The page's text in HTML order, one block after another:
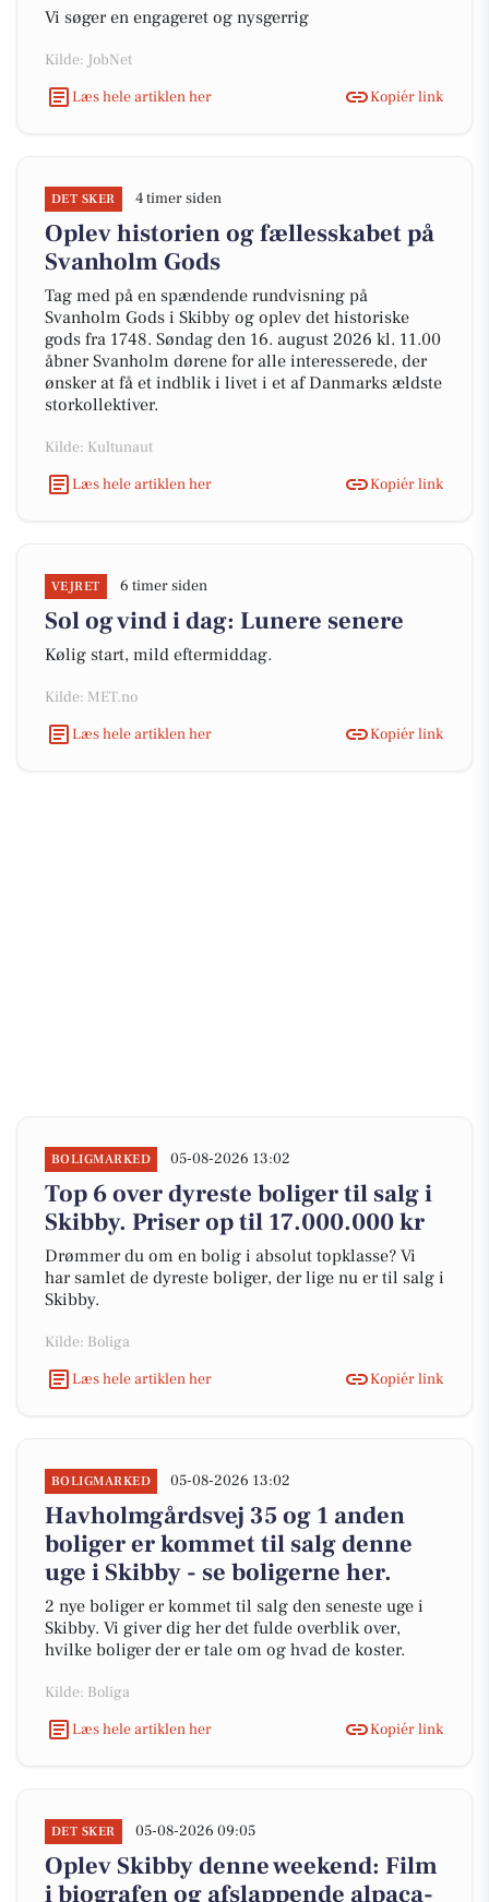
Vi søger en engageret og nysgerrig
Kilde: JobNet
Læs hele artiklen her
Kopiér link
DET SKER 4 timer siden
Oplev historien og fællesskabet på
Svanholm Gods
Tag med på en spændende rundvisning på
Svanholm Gods i Skibby og oplev det historiske
gods fra 1748. Søndag den 16. august 2026 kl. 11.00
åbner Svanholm dørene for alle interesserede, der
ønsker at få et indblik i livet i et af Danmarks ældste
storkollektiver.
Kilde: Kultunaut
Læs hele artiklen her
Kopiér link
VEJRET 6 timer siden
Sol og vind i dag: Lunere senere
Kølig start, mild eftermiddag.
Kilde: MET.no
Læs hele artiklen her
Kopiér link
BOLIGMARKED 05-08-2026 13:02
Top 6 over dyreste boliger til salg i
Skibby. Priser op til 17.000.000 kr
Drømmer du om en bolig i absolut topklasse? Vi
har samlet de dyreste boliger, der lige nu er til salg i
Skibby.
Kilde: Boliga
Læs hele artiklen her
Kopiér link
BOLIGMARKED 05-08-2026 13:02
Havholmgårdsvej 35 og 1 anden
boliger er kommet til salg denne
uge i Skibby - se boligerne her.
2 nye boliger er kommet til salg den seneste uge i
Skibby. Vi giver dig her det fulde overblik over,
hvilke boliger der er tale om og hvad de koster.
Kilde: Boliga
Læs hele artiklen her
Kopiér link
DET SKER 05-08-2026 09:05
Oplev Skibby denne weekend: Film
i biografen og afslappende alpaca-